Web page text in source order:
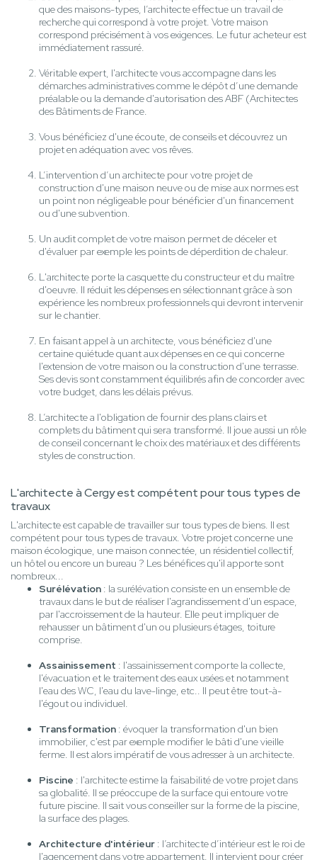
que des maisons-types, l’architecte effectue un travail de
recherche qui correspond à votre projet. Votre maison
correspond précisément à vos exigences. Le futur acheteur est
immédiatement rassuré.
Véritable expert, l'architecte vous accompagne dans les
démarches administratives comme le dépôt d’une demande
préalable ou la demande d'autorisation des ABF (Architectes
des Bâtiments de France.
Vous bénéficiez d'une écoute, de conseils et découvrez un
projet en adéquation avec vos rêves.
L’intervention d’un architecte pour votre projet de
construction d'une maison neuve ou de mise aux normes est
un point non négligeable pour bénéficier d'un financement
ou d'une subvention.
Un audit complet de votre maison permet de déceler et
d'évaluer par exemple les points de déperdition de chaleur.
L'architecte porte la casquette du constructeur et du maître
d'oeuvre. Il réduit les dépenses en sélectionnant grâce à son
expérience les nombreux professionnels qui devront intervenir
sur le chantier.
En faisant appel à un architecte, vous bénéficiez d'une
certaine quiétude quant aux dépenses en ce qui concerne
l'extension de votre maison ou la construction d'une terrasse.
Ses devis sont constamment équilibrés afin de concorder avec
votre budget, dans les délais prévus.
L’architecte a l'obligation de fournir des plans clairs et
complets du bâtiment qui sera transformé. Il joue aussi un rôle
de conseil concernant le choix des matériaux et des différents
styles de construction.
L'architecte à Cergy est compétent pour tous types de
travaux
L'architecte est capable de travailler sur tous types de biens. Il est
compétent pour tous types de travaux. Votre projet concerne une
maison écologique, une maison connectée, un résidentiel collectif,
un hôtel ou encore un bureau ? Les bénéfices qu'il apporte sont
nombreux...
Surélévation : la surélévation consiste en un ensemble de
travaux dans le but de réaliser l'agrandissement d'un espace,
par l'accroissement de la hauteur. Elle peut impliquer de
rehausser un bâtiment d'un ou plusieurs étages, toiture
comprise.
Assainissement : l'assainissement comporte la collecte,
l'évacuation et le traitement des eaux usées et notamment
l'eau des WC, l'eau du lave-linge, etc.. Il peut être tout-à-
l'égout ou individuel.
Transformation : évoquer la transformation d'un bien
immobilier, c'est par exemple modifier le bâti d'une vieille
ferme. Il est alors impératif de vous adresser à un architecte.
Piscine : l'architecte estime la faisabilité de votre projet dans
sa globalité. Il se préoccupe de la surface qui entoure votre
future piscine. Il sait vous conseiller sur la forme de la piscine,
la surface des plages.
Architecture d'intérieur : l’architecte d’intérieur est le roi de
l'agencement dans votre appartement. Il intervient pour créer